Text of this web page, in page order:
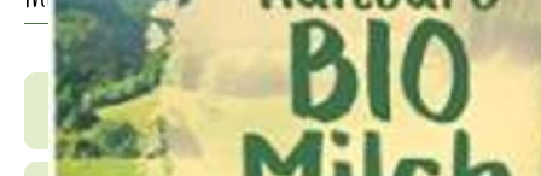
Produktinformationen